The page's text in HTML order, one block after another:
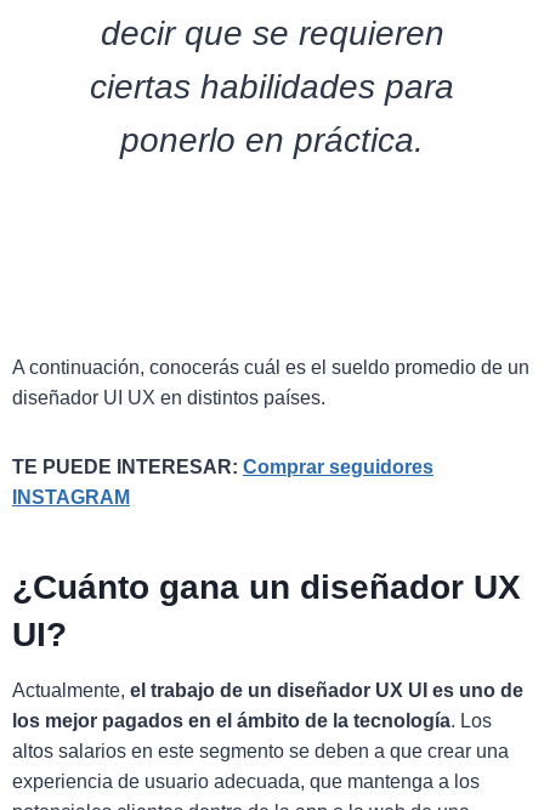
decir que se requieren
ciertas habilidades para
ponerlo en práctica.
A continuación, conocerás cuál es el sueldo promedio de un
diseñador UI UX en distintos países.
TE PUEDE INTERESAR: Comprar seguidores
INSTAGRAM
¿Cuánto gana un diseñador UX
UI?
Actualmente, el trabajo de un diseñador UX UI es uno de
los mejor pagados en el ámbito de la tecnología. Los
altos salarios en este segmento se deben a que crear una
experiencia de usuario adecuada, que mantenga a los